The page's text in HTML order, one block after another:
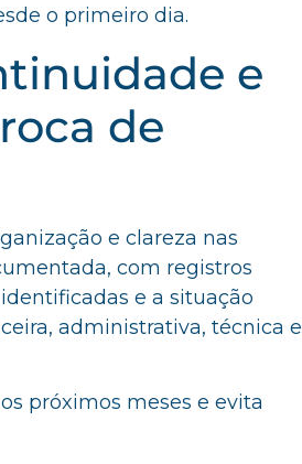
o primeiro dia.
e
de
e clareza nas
com registros
e a situação
administrativa, técnica e
próximos meses e evita